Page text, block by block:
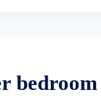
bedroom